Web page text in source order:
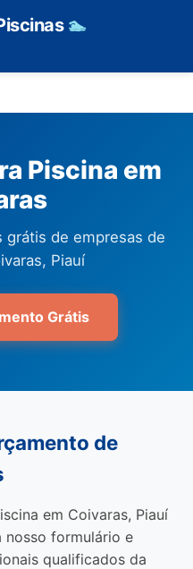
🏊
Piscina em
grátis de empresas de
Piauí
Grátis
de
em Coivaras, Piauí
nosso formulário e
qualificados da